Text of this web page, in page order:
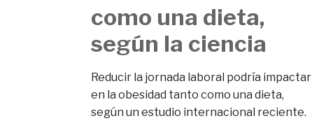
como una dieta,
según la ciencia
Reducir la jornada laboral podría impactar
en la obesidad tanto como una dieta,
según un estudio internacional reciente.